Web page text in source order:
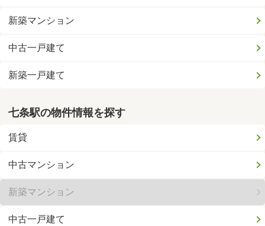
新築マンション
中古一戸建て
新築一戸建て
七条駅の物件情報を探す
賃貸
中古マンション
新築マンション
中古一戸建て